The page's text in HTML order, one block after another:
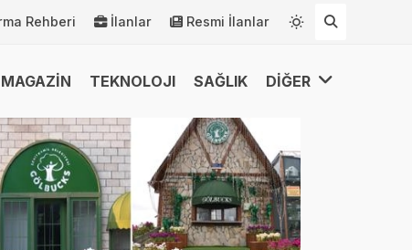
Rehberi İlanlar Resmi İlanlar
MAGAZİN TEKNOLOJI SAĞLIK DİĞER